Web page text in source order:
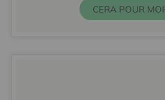
CERA POUR MOI